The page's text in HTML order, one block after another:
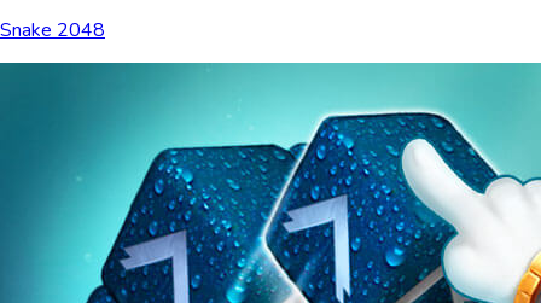
Snake 2048